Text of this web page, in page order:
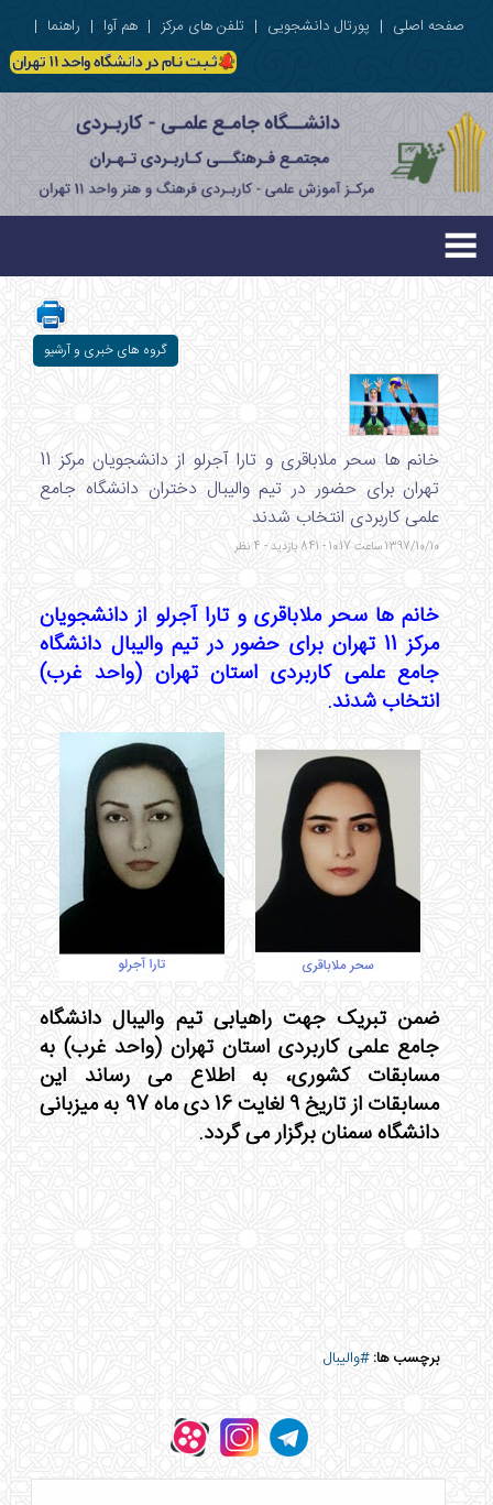
صفحه اصلی | پورتال دانشجویی | تلفن های مرکز | هم آوا | راهنما |
گروه های خبری و آرشیو
خانم ها سحر ملاباقری و تارا آجرلو از دانشجویان مرکز 11
تهران برای حضور در تیم والیبال دختران دانشگاه جامع
علمی کاربردی انتخاب شدند
1397/10/10 ساعت 10:17 - 841 بازدید - 4 نظر
خانم ها سحر ملاباقری و تارا آجرلو از دانشجویان
مرکز 11 تهران برای حضور در تیم والیبال دانشگاه
جامع علمی کاربردی استان تهران (واحد غرب)
انتخاب شدند.
ضمن تبریک جهت راهیابی تیم والیبال دانشگاه
جامع علمی کاربردی استان تهران (واحد غرب) به
مسابقات کشوری، به اطلاع می رساند این
مسابقات از تاریخ 9 لغایت 16 دی ماه 97 به میزبانی
دانشگاه سمنان برگزار می گردد.
برچسب ها:#والیبال